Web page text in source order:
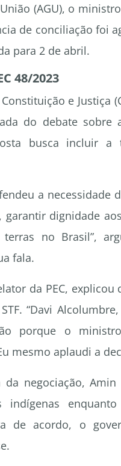
(AGU), o
de conciliação foi
para 2 de abril.
48/2023
e Justiça
do debate sobre
busca incluir
a
dignidade
no Brasil”,
fala.
da PEC,
“Davi
porque o
mesmo aplaudi a
negociação,
de acordo, o